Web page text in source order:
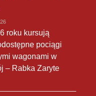
roku kursują
pociągi
wagonami w
– Rabka Zaryte